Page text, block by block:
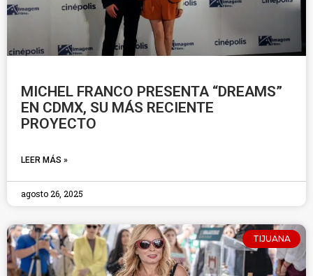
MICHEL FRANCO PRESENTA “DREAMS”
EN CDMX, SU MÁS RECIENTE
PROYECTO
LEER MÁS »
agosto 26, 2025
TIJUANA